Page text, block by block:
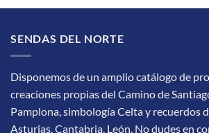
SENDAS DEL NORTE
Disponemos de un amplio catálogo de
creaciones propias del Camino de
Pamplona, simbología Celta y recuerdos
Asturias, Cantabria, León. No dudes en